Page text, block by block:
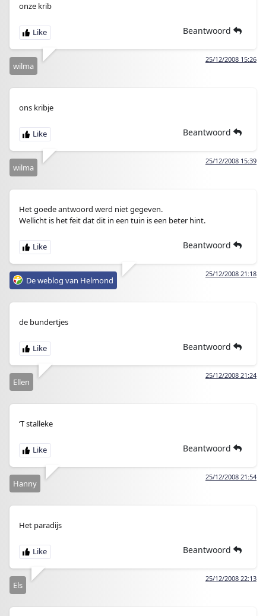
onze krib
Beantwoord
25/12/2008 15:26
wilma
ons kribje
Beantwoord
25/12/2008 15:39
wilma
Het goede antwoord werd niet gegeven.
Wellicht is het feit dat dit in een tuin is een beter hint.
Beantwoord
25/12/2008 21:18
De weblog van Helmond
de bundertjes
Beantwoord
25/12/2008 21:24
Ellen
‘T stalleke
Beantwoord
25/12/2008 21:54
Hanny
Het paradijs
Beantwoord
25/12/2008 22:13
Els